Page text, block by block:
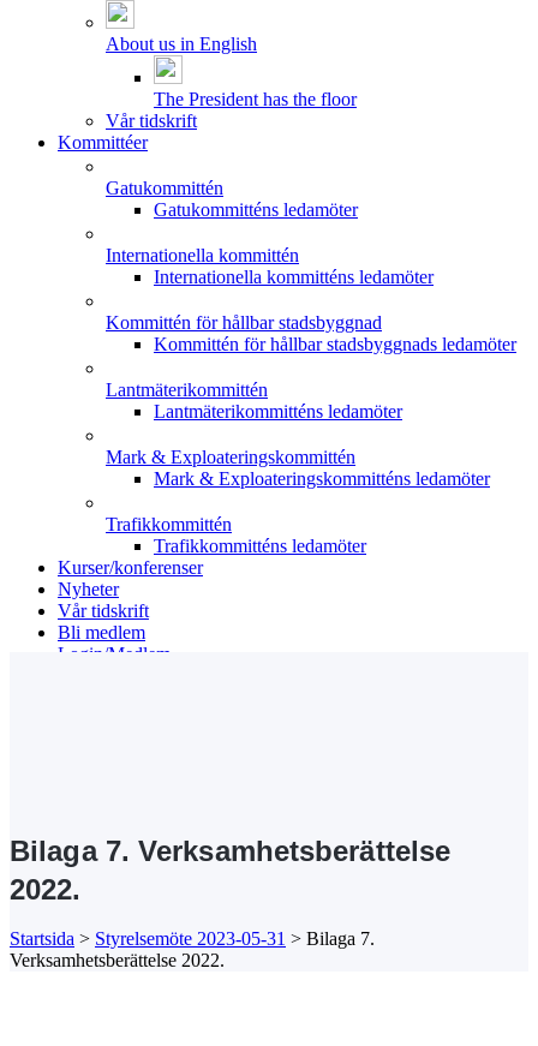
About us in English
The President has the floor
Vår tidskrift
Kommittéer
Gatukommittén
Gatukommitténs ledamöter
Internationella kommittén
Internationella kommitténs ledamöter
Kommittén för hållbar stadsbyggnad
Kommittén för hållbar stadsbyggnads ledamöter
Lantmäterikommittén
Lantmäterikommitténs ledamöter
Mark & Exploateringskommittén
Mark & Exploateringskommitténs ledamöter
Trafikkommittén
Trafikkommitténs ledamöter
Kurser/konferenser
Nyheter
Vår tidskrift
Bli medlem
Login/Medlem
Bilaga 7. Verksamhetsberättelse
2022.
Startsida > Styrelsemöte 2023-05-31 > Bilaga 7.
Verksamhetsberättelse 2022.